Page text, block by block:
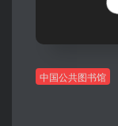
中国公共图书馆